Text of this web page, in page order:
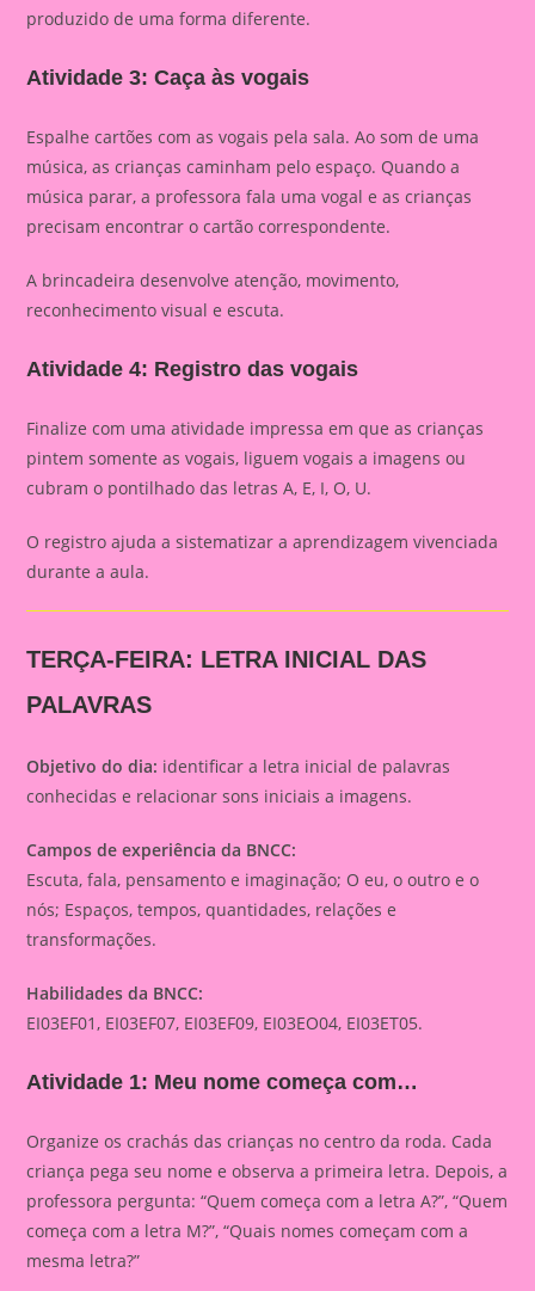
produzido de uma forma diferente.
Atividade 3: Caça às vogais
Espalhe cartões com as vogais pela sala. Ao som de uma
música, as crianças caminham pelo espaço. Quando a
música parar, a professora fala uma vogal e as crianças
precisam encontrar o cartão correspondente.
A brincadeira desenvolve atenção, movimento,
reconhecimento visual e escuta.
Atividade 4: Registro das vogais
Finalize com uma atividade impressa em que as crianças
pintem somente as vogais, liguem vogais a imagens ou
cubram o pontilhado das letras A, E, I, O, U.
O registro ajuda a sistematizar a aprendizagem vivenciada
durante a aula.
TERÇA-FEIRA: LETRA INICIAL DAS
PALAVRAS
Objetivo do dia: identificar a letra inicial de palavras
conhecidas e relacionar sons iniciais a imagens.
Campos de experiência da BNCC:
Escuta, fala, pensamento e imaginação; O eu, o outro e o
nós; Espaços, tempos, quantidades, relações e
transformações.
Habilidades da BNCC:
EI03EF01, EI03EF07, EI03EF09, EI03EO04, EI03ET05.
Atividade 1: Meu nome começa com…
Organize os crachás das crianças no centro da roda. Cada
criança pega seu nome e observa a primeira letra. Depois, a
professora pergunta: “Quem começa com a letra A?”, “Quem
começa com a letra M?”, “Quais nomes começam com a
mesma letra?”